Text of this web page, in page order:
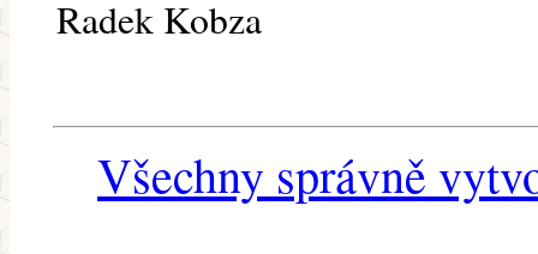
Radek Kobza
Všechny správně